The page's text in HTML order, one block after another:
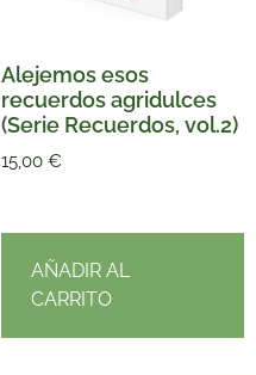
Alejemos esos
recuerdos agridulces
(Serie Recuerdos, vol.2)
15,00 €
AÑADIR AL
CARRITO